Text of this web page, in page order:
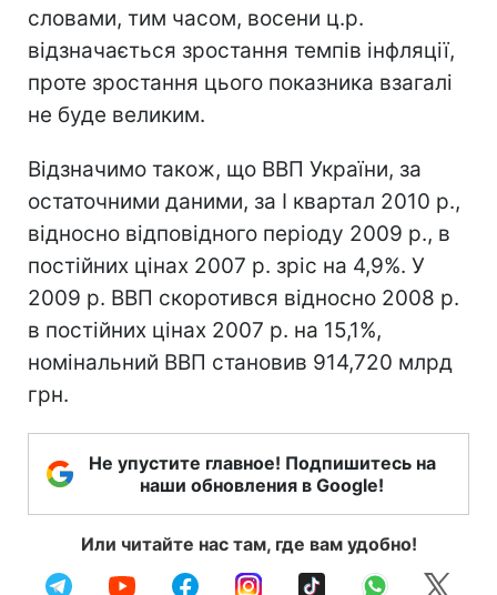
словами, тим часом, восени ц.р.
відзначається зростання темпів інфляції,
проте зростання цього показника взагалі
не буде великим.
Відзначимо також, що ВВП України, за
остаточними даними, за I квартал 2010 р.,
відносно відповідного періоду 2009 р., в
постійних цінах 2007 р. зріс на 4,9%. У
2009 р. ВВП скоротився відносно 2008 р.
в постійних цінах 2007 р. на 15,1%,
номінальний ВВП становив 914,720 млрд
грн.
Не упустите главное! Подпишитесь на
наши обновления в Google!
Или читайте нас там, где вам удобно!